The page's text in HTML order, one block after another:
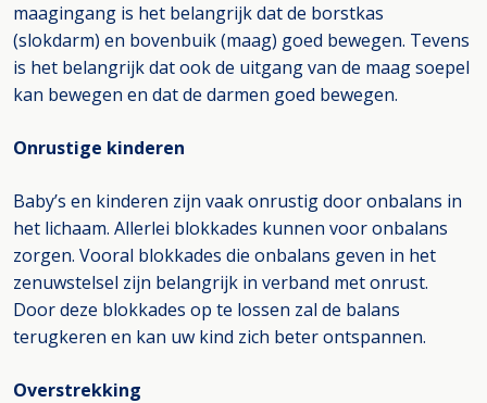
maagingang is het belangrijk dat de borstkas
(slokdarm) en bovenbuik (maag) goed bewegen. Tevens
is het belangrijk dat ook de uitgang van de maag soepel
kan bewegen en dat de darmen goed bewegen.
Onrustige kinderen
Baby’s en kinderen zijn vaak onrustig door onbalans in
het lichaam. Allerlei blokkades kunnen voor onbalans
zorgen. Vooral blokkades die onbalans geven in het
zenuwstelsel zijn belangrijk in verband met onrust.
Door deze blokkades op te lossen zal de balans
terugkeren en kan uw kind zich beter ontspannen.
Overstrekking